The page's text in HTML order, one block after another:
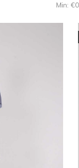
Min: €0